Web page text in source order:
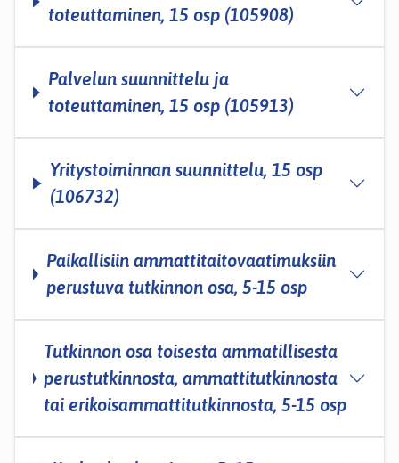
toteuttaminen, 15 osp (105908)
Palvelun suunnittelu ja
toteuttaminen, 15 osp (105913)
Yritystoiminnan suunnittelu, 15 osp
(106732)
Paikallisiin ammattitaitovaatimuksiin
perustuva tutkinnon osa, 5-­15 osp
Tutkinnon osa toisesta ammatillisesta
perustutkinnosta, ammattitutkinnosta
tai erikoisammattitutkinnosta, 5­-15 osp